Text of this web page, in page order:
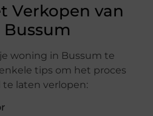
Verkopen van
woning in Bussum te
tips om het proces
te laten verlopen: